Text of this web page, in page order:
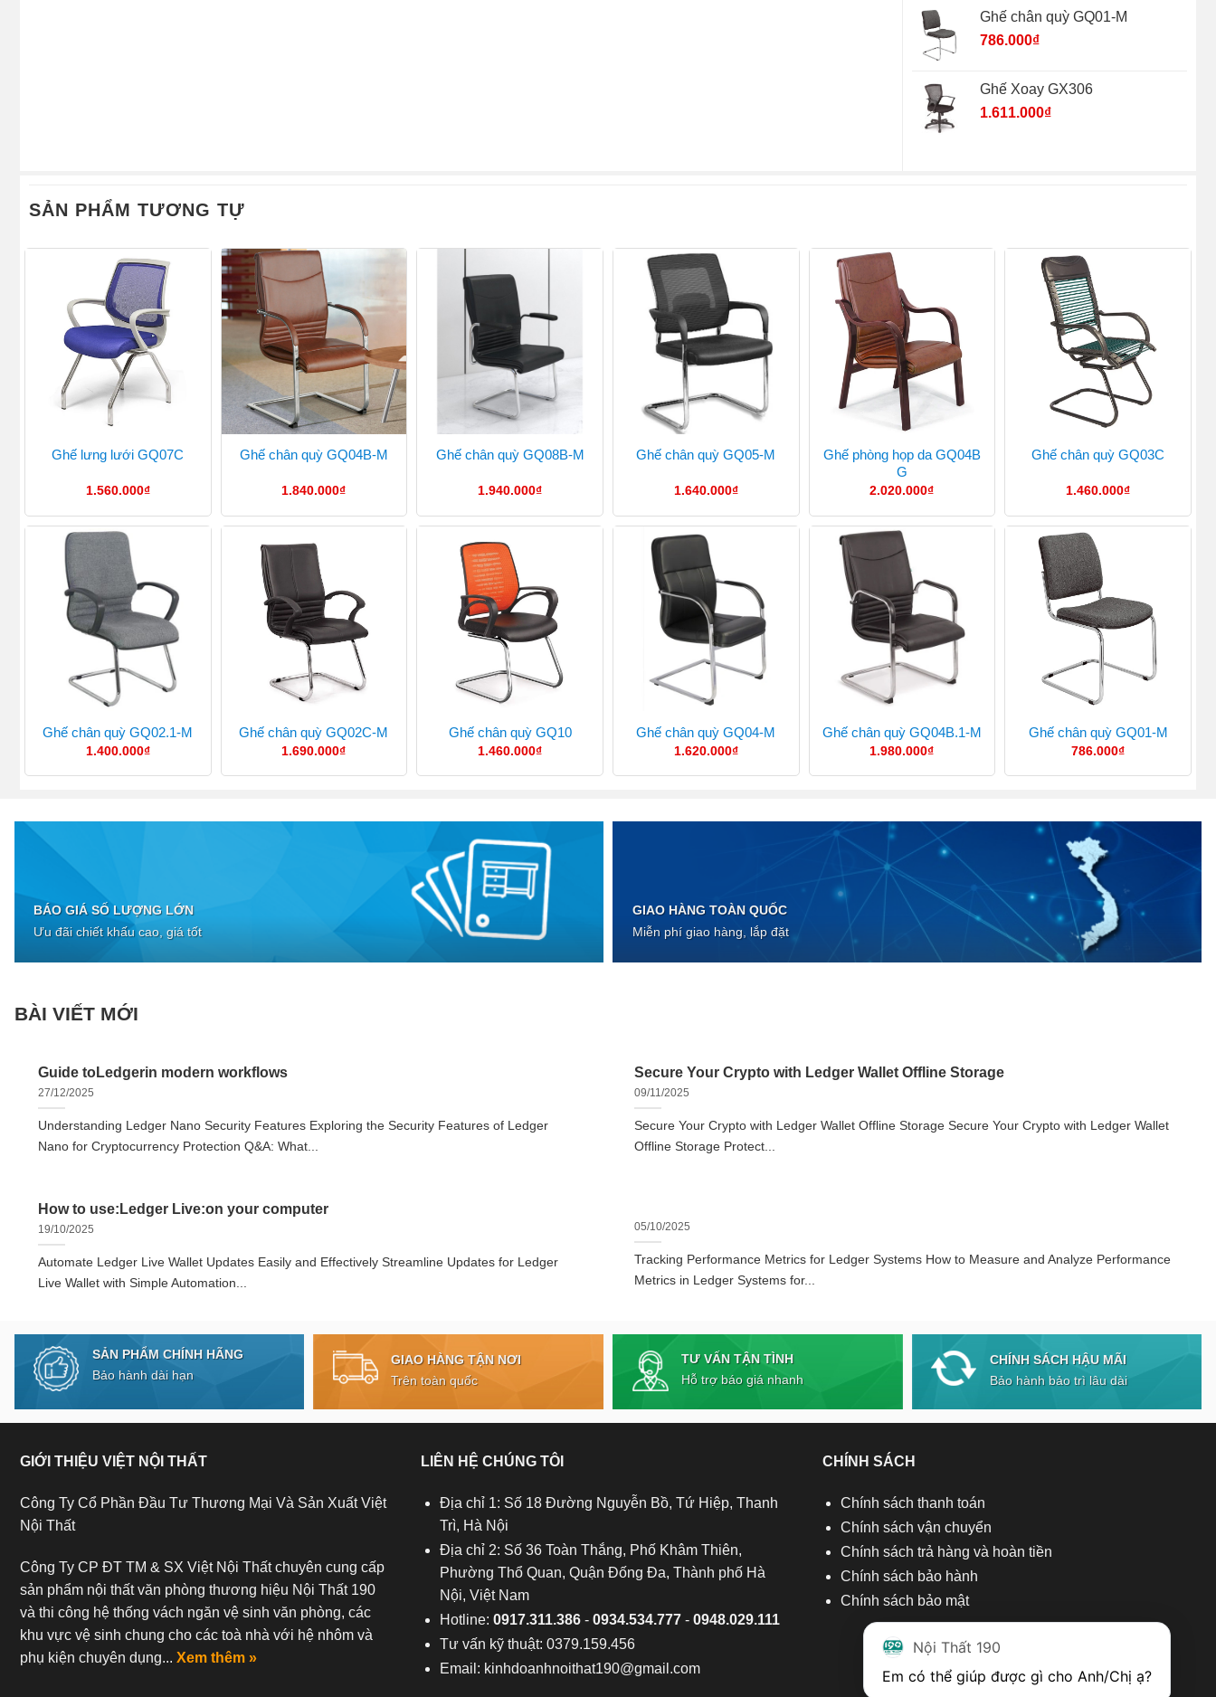
Ghế chân quỳ GQ01-M
786.000₫
Ghế Xoay GX306
1.611.000₫
SẢN PHẨM TƯƠNG TỰ
Ghế lưng lưới GQ07C
1.560.000₫
Ghế chân quỳ GQ04B-M
1.840.000₫
Ghế chân quỳ GQ08B-M
1.940.000₫
Ghế chân quỳ GQ05-M
1.640.000₫
Ghế phòng họp da GQ04B
G
2.020.000₫
Ghế chân quỳ GQ03C
1.460.000₫
Ghế chân quỳ GQ02.1-M
1.400.000₫
Ghế chân quỳ GQ02C-M
1.690.000₫
Ghế chân quỳ GQ10
1.460.000₫
Ghế chân quỳ GQ04-M
1.620.000₫
Ghế chân quỳ GQ04B.1-M
1.980.000₫
Ghế chân quỳ GQ01-M
786.000₫
BÁO GIÁ SỐ LƯỢNG LỚN
Ưu đãi chiết khấu cao, giá tốt
GIAO HÀNG TOÀN QUỐC
Miễn phí giao hàng, lắp đặt
BÀI VIẾT MỚI
Guide toLedgerin modern workflows
27/12/2025
Understanding Ledger Nano Security Features Exploring the Security Features of Ledger
Nano for Cryptocurrency Protection Q&A: What...
Secure Your Crypto with Ledger Wallet Offline Storage
09/11/2025
Secure Your Crypto with Ledger Wallet Offline Storage Secure Your Crypto with Ledger Wallet
Offline Storage Protect...
How to use:Ledger Live:on your computer
19/10/2025
Automate Ledger Live Wallet Updates Easily and Effectively Streamline Updates for Ledger
Live Wallet with Simple Automation...
05/10/2025
Tracking Performance Metrics for Ledger Systems How to Measure and Analyze Performance
Metrics in Ledger Systems for...
SẢN PHẨM CHÍNH HÃNG
Bảo hành dài hạn
GIAO HÀNG TẬN NƠI
Trên toàn quốc
TƯ VẤN TẬN TÌNH
Hỗ trợ báo giá nhanh
CHÍNH SÁCH HẬU MÃI
Bảo hành bảo trì lâu dài
GIỚI THIỆU VIỆT NỘI THẤT
Công Ty Cổ Phần Đầu Tư Thương Mại Và Sản Xuất Việt
Nội Thất
Công Ty CP ĐT TM & SX Việt Nội Thất chuyên cung cấp
sản phẩm nội thất văn phòng thương hiệu Nội Thất 190
và thi công hệ thống vách ngăn vệ sinh văn phòng, các
khu vực vệ sinh chung cho các toà nhà với hệ nhôm và
phụ kiện chuyên dụng... Xem thêm »
LIÊN HỆ CHÚNG TÔI
Địa chỉ 1: Số 18 Đường Nguyễn Bồ, Tứ Hiệp, Thanh
Trì, Hà Nội
Địa chỉ 2: Số 36 Toàn Thắng, Phố Khâm Thiên,
Phường Thổ Quan, Quận Đống Đa, Thành phố Hà
Nội, Việt Nam
Hotline:0917.311.386 -0934.534.777 -0948.029.111
Tư vấn kỹ thuật: 0379.159.456
Email: kinhdoanhnoithat190@gmail.com
CHÍNH SÁCH
Chính sách thanh toán
Chính sách vận chuyển
Chính sách trả hàng và hoàn tiền
Chính sách bảo hành
Chính sách bảo mật
Nội Thất 190